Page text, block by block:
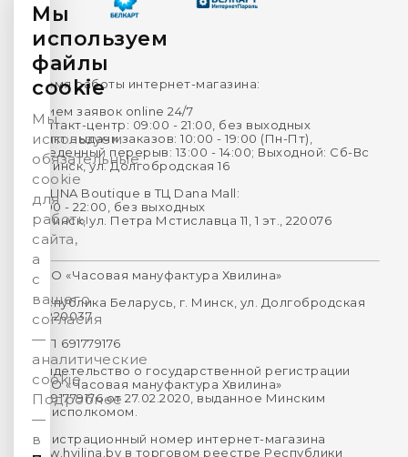
Время работы интернет-магазина:
Прием заявок online 24/7
Контакт-центр: 09:00 - 21:00, без выходных
Пункт выдачи заказов: 10:00 - 19:00 (Пн-Пт),
Обеденный перерыв: 13:00 - 14:00; Выходной: Сб-Вс
г. Минск, ул. Долгобродская 16
HVILINA Boutique в ТЦ Dana Mall:
10:00 - 22:00, без выходных
г. Минск, ул. Петра Мстиславца 11, 1 эт., 220076
ООО «Часовая мануфактура Хвилина»
Республика Беларусь, г. Минск, ул. Долгобродская
16, 220037
УНП 691779176
Свидетельство о государственной регистрации
ООО «Часовая мануфактура Хвилина»
№691779176 от 27.02.2020, выданное Минским
горисполкомом.
Регистрационный номер интернет-магазина
www.hvilina.by в торговом реестре Республики
Мы
используем
файлы
cookie
Мы
используем
обязательные
cookie
для
работы
сайта,
а
с
вашего
согласия
—
аналитические
cookie.
Подробнее
—
в